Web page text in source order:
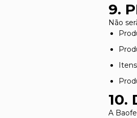
9.
Não
10.
A